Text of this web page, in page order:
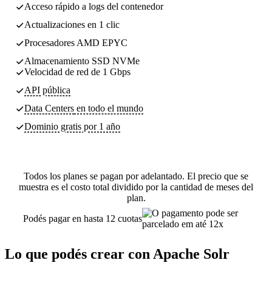
Acceso rápido a logs del contenedor
Actualizaciones en 1 clic
Procesadores AMD EPYC
Almacenamiento SSD NVMe
Velocidad de red de 1 Gbps
API pública
Data Centers en todo el mundo
Dominio gratis por 1 año
Todos los planes se pagan por adelantado. El precio que se
muestra es el costo total dividido por la cantidad de meses del
plan.
Podés pagar en hasta 12 cuotas
Lo que podés crear con Apache Solr